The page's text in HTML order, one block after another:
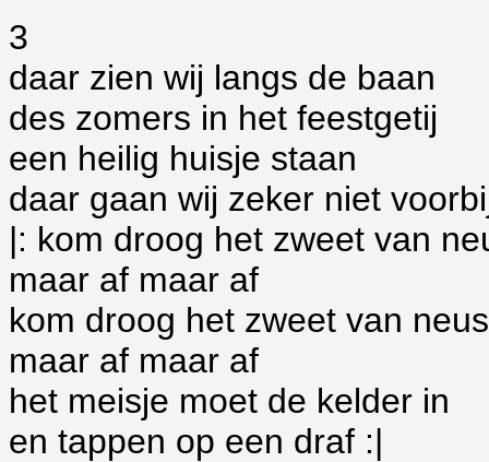
3
daar zien wij langs de baan
des zomers in het feestgetij
een heilig huisje staan
daar gaan wij zeker niet
|: kom droog het zweet van
maar af maar af
kom droog het zweet van
maar af maar af
het meisje moet de kelder in
en tappen op een draf :|